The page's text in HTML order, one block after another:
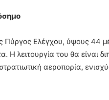
Ελέγχου, ύψους 44
Η λειτουργία του θα είναι
αεροπορία,